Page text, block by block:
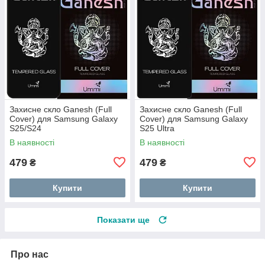
Захисне скло Ganesh (Full
Cover) для Samsung Galaxy
S25/S24
В наявності
479 ₴
Купити
Захисне скло Ganesh (Full
Cover) для Samsung Galaxy
S25 Ultra
В наявності
479 ₴
Купити
Показати ще
Про нас